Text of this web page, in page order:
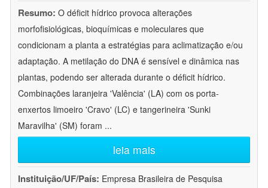
Resumo: O déficit hídrico provoca alterações
morfofisiológicas, bioquímicas e moleculares que
condicionam a planta a estratégias para aclimatização e/ou
adaptação. A metilação do DNA é sensível e dinâmica nas
plantas, podendo ser alterada durante o déficit hídrico.
Combinações laranjeira 'Valência' (LA) com os porta-
enxertos limoeiro 'Cravo' (LC) e tangerineira 'Sunki
Maravilha' (SM) foram ...
leia mais
Instituição/UF/País: Empresa Brasileira de Pesquisa